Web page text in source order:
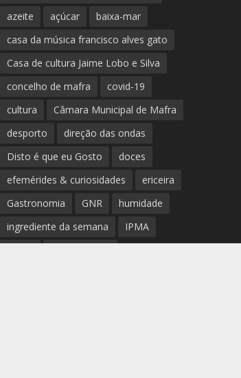
azeite
açúcar
baixa-mar
casa da música francisco alves gato
Casa de cultura Jaime Lobo e Silva
concelho de mafra
covid-19
cultura
Câmara Municipal de Mafra
desporto
direção das ondas
Disto é que eu Gosto
doces
efemérides & curiosidades
ericeira
Gastronomia
GNR
humidade
ingrediente da semana
IPMA